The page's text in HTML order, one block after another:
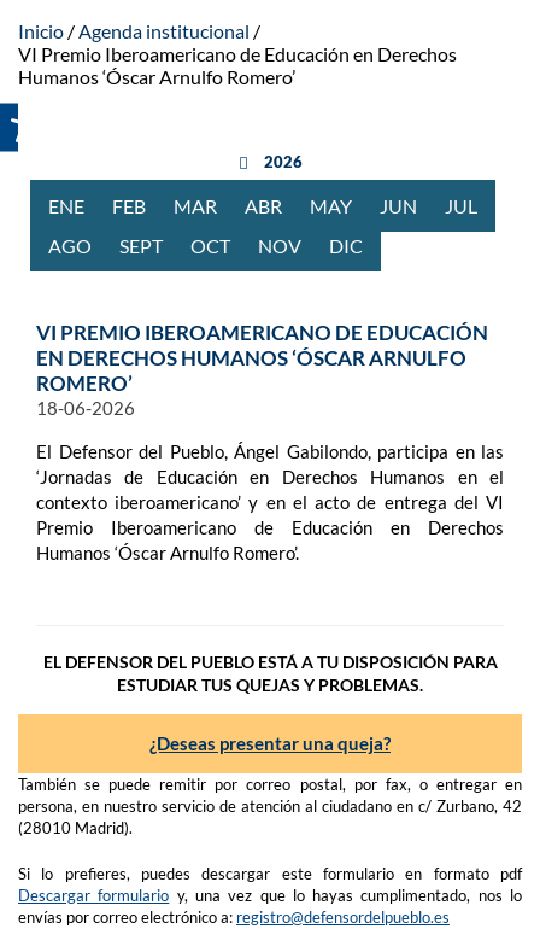
Inicio
Agenda institucional
VI Premio Iberoamericano de Educación en Derechos
Humanos ‘Óscar Arnulfo Romero’
año anterior
2026
ENE FEB REROMAR ABR BRILMAY JUN JUL
AGO STOSEPTIEMBRE
OCTUBRENOV IEMBRE
DIC
VI PREMIO IBEROAMERICANO DE EDUCACIÓN
EN DERECHOS HUMANOS ‘ÓSCAR ARNULFO
ROMERO’
18-06-2026
El Defensor del Pueblo, Ángel Gabilondo, participa en las
‘Jornadas de Educación en Derechos Humanos en el
contexto iberoamericano’ y en el acto de entrega del VI
Premio Iberoamericano de Educación en Derechos
Humanos ‘Óscar Arnulfo Romero’.
EL DEFENSOR DEL PUEBLO ESTÁ A TU DISPOSICIÓN PARA
ESTUDIAR TUS QUEJAS Y PROBLEMAS.
¿Deseas presentar una queja?
También se puede remitir por correo postal, por fax, o entregar en
persona, en nuestro servicio de atención al ciudadano en c/ Zurbano, 42
(28010 Madrid).
Si lo prefieres, puedes descargar este formulario en formato pdf
Descargar formulario y, una vez que lo hayas cumplimentado, nos lo
envías por correo electrónico a: registro@defensordelpueblo.es